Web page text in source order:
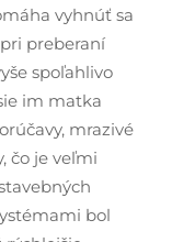
vyhnúť sa
preberaní
spoľahlivo
im matka
mrazivé
čo je veľmi
bol